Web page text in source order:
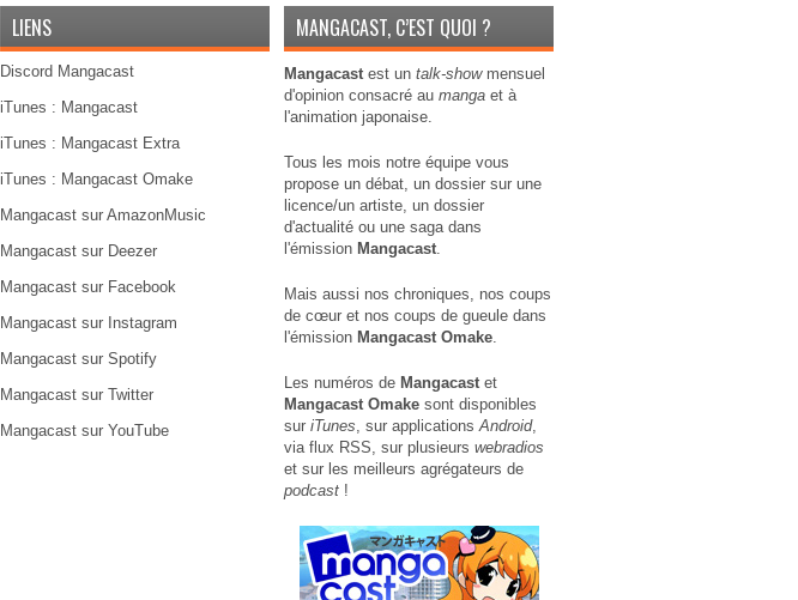
LIENS
Discord Mangacast
iTunes : Mangacast
iTunes : Mangacast Extra
iTunes : Mangacast Omake
Mangacast sur AmazonMusic
Mangacast sur Deezer
Mangacast sur Facebook
Mangacast sur Instagram
Mangacast sur Spotify
Mangacast sur Twitter
Mangacast sur YouTube
MANGACAST, C’EST QUOI ?
Mangacastest un talk-showmensuel
d'opinion consacré au manga et à
l'animation japonaise.
Tous les mois notre équipe vous
propose un débat, un dossier sur une
licence/un artiste, un dossier
d'actualité ou une saga dans
l'émission Mangacast.
Mais aussi nos chroniques, nos coups
de cœur et nos coups de gueule dans
l'émission Mangacast Omake.
Les numéros de Mangacastet
Mangacast Omake sont disponibles
sur iTunes, sur applicationsAndroid,
via flux RSS, sur plusieurs webradios
et sur les meilleurs agrégateurs de
podcast !